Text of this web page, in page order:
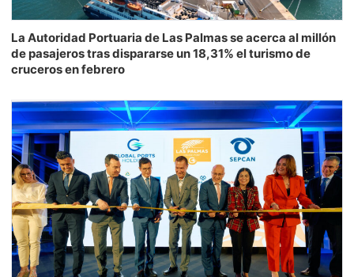
La Autoridad Portuaria de Las Palmas se acerca al millón
de pasajeros tras dispararse un 18,31% el turismo de
cruceros en febrero